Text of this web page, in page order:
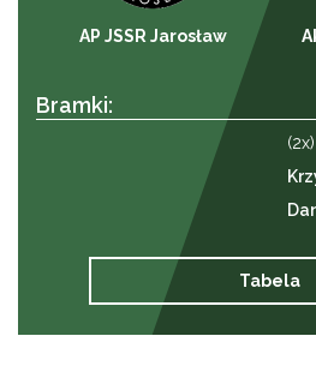
AP JSSR Jarosław
Bramki:
(2x)
Tabela